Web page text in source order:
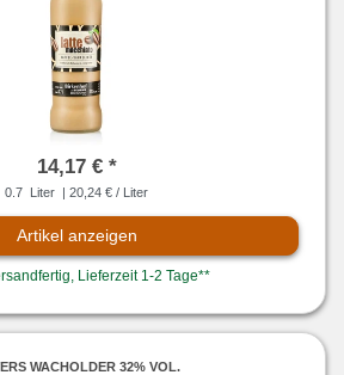
14,17 € *
0.7 Liter | 20,24 € / Liter
Artikel anzeigen
Lieferzeit 1-2 Tage**
WACHOLDER 32% VOL.